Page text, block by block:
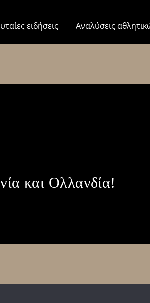
ειδήσεις Αναλύσεις
και Ολλανδία!